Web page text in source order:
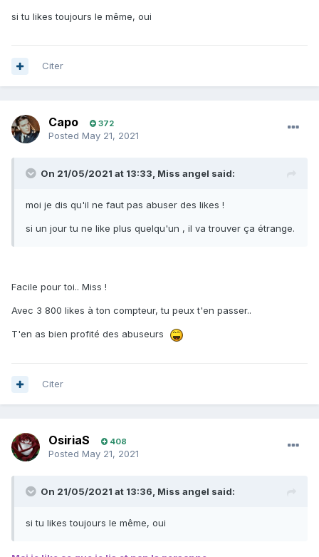
si tu likes toujours le même, oui
Citer
Capo 372
Posted May 21, 2021
On 21/05/2021 at 13:33, Miss angel said:
moi je dis qu'il ne faut pas abuser des likes !
si un jour tu ne like plus quelqu'un , il va trouver ça étrange.
Facile pour toi.. Miss !
Avec 3 800 likes à ton compteur, tu peux t'en passer..
T'en as bien profité des abuseurs
Citer
OsiriaS 408
Posted May 21, 2021
On 21/05/2021 at 13:36, Miss angel said:
si tu likes toujours le même, oui